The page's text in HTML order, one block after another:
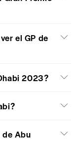
el GP de
2023?
de Abu